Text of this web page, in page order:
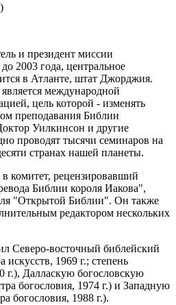
и президент миссии
2003 года, центральное
в Атланте, штат Джорджия.
международной
цель которой - изменять
преподавания Библии
Уилкинсон и другие
проводят тысячи семинаров на
странах нашей планеты.
комитет, рецензировавший
Библии короля Иакова",
"Открытой Библии". Он также
редактором нескольких
Северо-восточный библейский
искусств, 1969 г.; степень
г.), Далласкую богословскую
богословия, 1974 г.) и Западную
богословия, 1988 г.).